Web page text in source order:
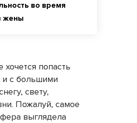
во время
жены
попасть
и с большими
свету,
Пожалуй, самое
выглядела